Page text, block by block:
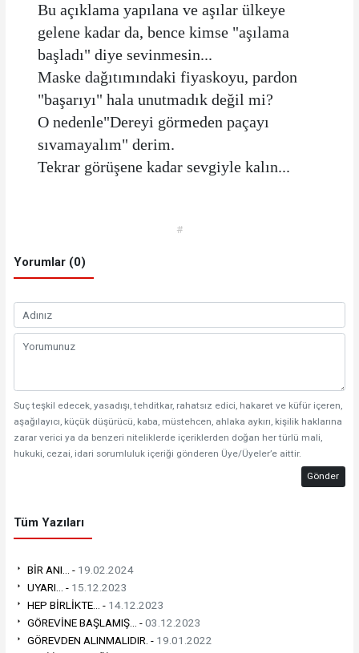
Bu açıklama yapılana ve aşılar ülkeye
gelene kadar da, bence kimse "aşılama
başladı" diye sevinmesin...
Maske dağıtımındaki fiyaskoyu, pardon
"başarıyı" hala unutmadık değil mi?
O nedenle"Dereyi görmeden paçayı
sıvamayalım" derim.
Tekrar görüşene kadar sevgiyle kalın...
#
Yorumlar (0)
Suç teşkil edecek, yasadışı, tehditkar, rahatsız edici, hakaret ve küfür içeren,
aşağılayıcı, küçük düşürücü, kaba, müstehcen, ahlaka aykırı, kişilik haklarına
zarar verici ya da benzeri niteliklerde içeriklerden doğan her türlü mali,
hukuki, cezai, idari sorumluluk içeriği gönderen Üye/Üyeler’e aittir.
Gönder
Tüm Yazıları
BİR ANI... - 19.02.2024
UYARI... - 15.12.2023
HEP BİRLİKTE... - 14.12.2023
GÖREVİNE BAŞLAMIŞ... -03.12.2023
GÖREVDEN ALINMALIDIR. - 19.01.2022